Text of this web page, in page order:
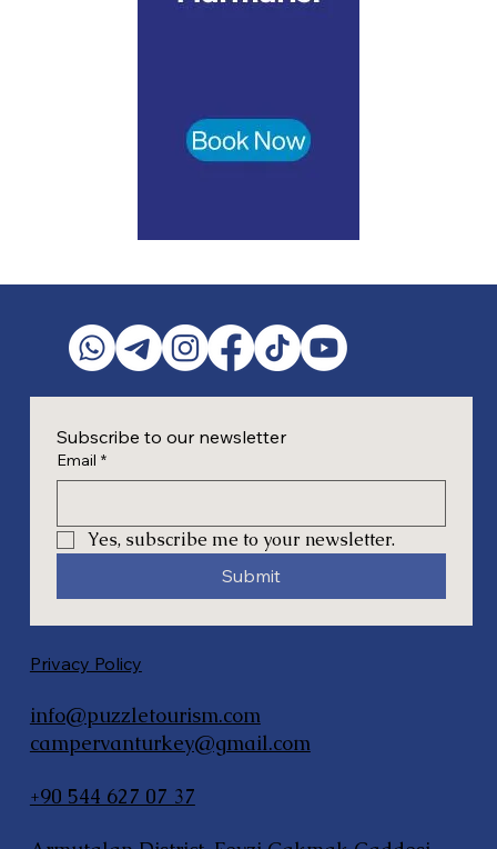
Subscribe to our newsletter
Email *
Yes, subscribe me to your newsletter.
Submit
Privacy Policy
info@puzzletourism.com
campervanturkey@gmail.com
+90 544 627 07 37